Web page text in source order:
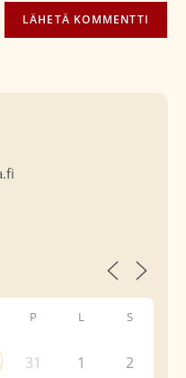
P L S
31 1 2